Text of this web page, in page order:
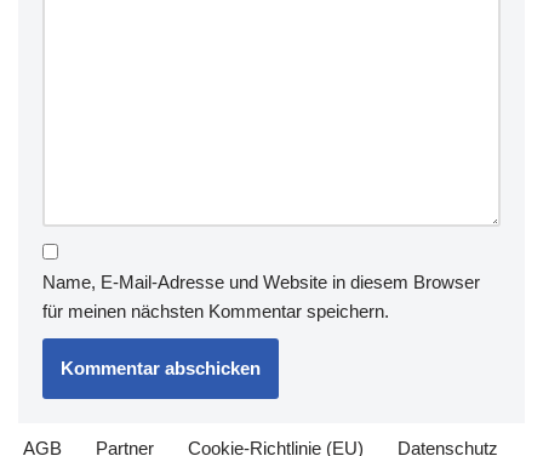
Name, E-Mail-Adresse und Website in diesem Browser
für meinen nächsten Kommentar speichern.
AGB Partner Cookie-Richtlinie (EU) Datenschutz